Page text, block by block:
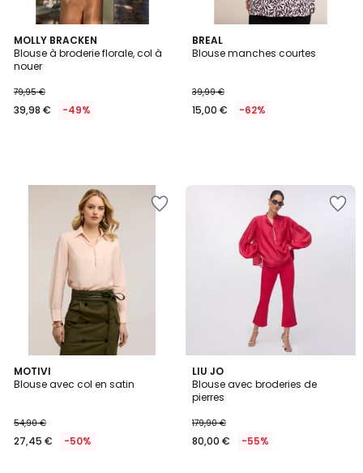
MOLLY BRACKEN
Blouse à broderie florale, col à
nouer
79,95 €
39,98 € -49%
BREAL
Blouse manches courtes
39,99 €
15,00 € -62%
MOTIVI
Blouse avec col en satin
54,90 €
27,45 € -50%
2
Couleurs
LIU JO
Blouse avec broderies de
pierres
179,90 €
80,00 € -55%
3
Couleurs